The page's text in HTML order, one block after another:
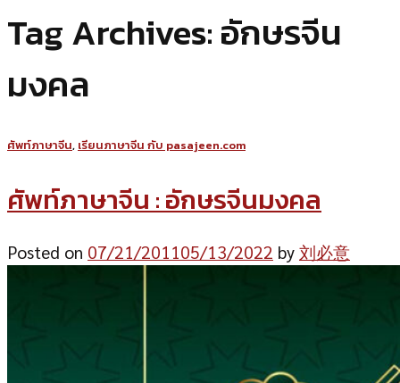
Tag Archives:อักษรจีน
มงคล
ศัพท์ภาษาจีน, เรียนภาษาจีน กับ pasajeen.com
ศัพท์ภาษาจีน : อักษรจีนมงคล
Posted on 07/21/201105/13/2022 by 刘必意